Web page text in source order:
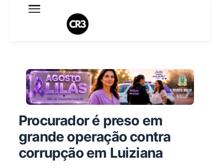
Expediente
Termo de Uso
Sobre o blog
Procurador é preso em
grande operação contra
corrupção em Luiziana